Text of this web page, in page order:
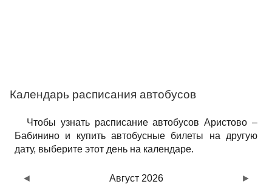
Календарь расписания автобусов
Чтобы узнать расписание автобусов Аристово –
Бабинино и купить автобусные билеты на другую
дату, выберите этот день на календаре.
Август 2026
◄ ►